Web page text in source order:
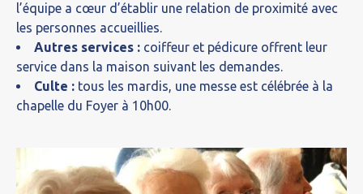
l’équipe a cœur d’établir une relation de proximité avec
les personnes accueillies.
Autres services : coiffeur et pédicure offrent leur
service dans la maison suivant les demandes.
Culte : tous les mardis, une messe est célébrée à la
chapelle du Foyer à 10h00.